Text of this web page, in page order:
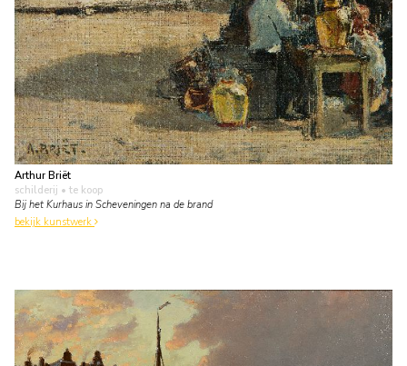
Arthur Briët
schilderij • te koop
Bij het Kurhaus in Scheveningen na de brand
bekijk kunstwerk